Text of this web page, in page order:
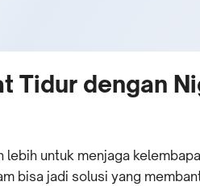
Tidur dengan
untuk menjaga
bisa jadi solusi yang